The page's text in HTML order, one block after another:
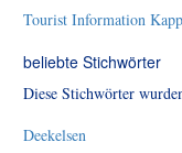
Tourist Information
beliebte Stichwörter
Diese Stichwörter
Deekelsen